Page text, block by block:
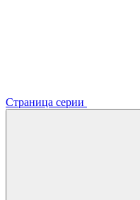
Страница серии